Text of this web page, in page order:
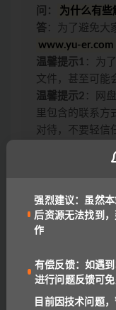
问：
为什么有些
答 ：为了避免大
www.yu-er.com
温馨提示1 ：为
文件，甚至可能
温馨提示2 ：网
里包含的联系方
对待，不要轻信
链接或下载失
benottoknow (推
强烈建议：虽然
后资源无法找到
作
有偿反馈：如遇
进行问题反馈可
目前因技术问题